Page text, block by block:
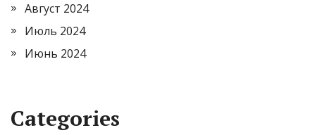
Август 2024
Июль 2024
Июнь 2024
Categories